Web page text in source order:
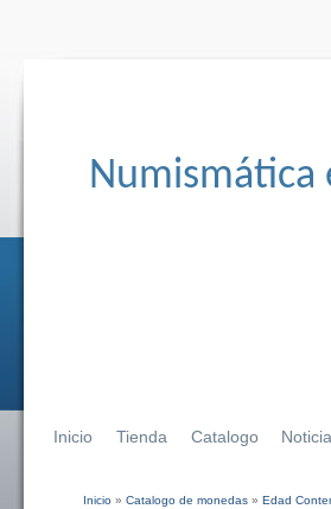
Numismática
Inicio Tienda Catalogo
Inicio » Catalogo de monedas » Edad